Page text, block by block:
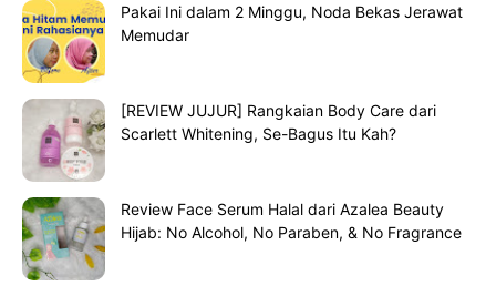
Pakai Ini dalam 2 Minggu, Noda Bekas Jerawat
Memudar
[REVIEW JUJUR] Rangkaian Body Care dari
Scarlett Whitening, Se-Bagus Itu Kah?
Review Face Serum Halal dari Azalea Beauty
Hijab: No Alcohol, No Paraben, & No Fragrance